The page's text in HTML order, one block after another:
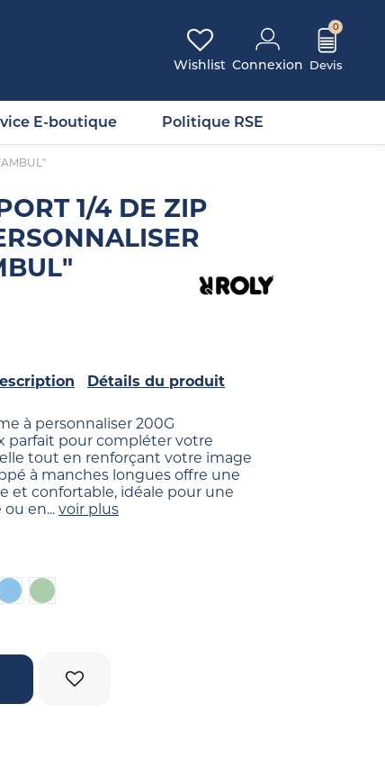
Connexion
Wishlist
0
E-boutique Politique RSE
1/4 DE ZIP
Détails du produit
à personnaliser 200G
parfait pour compléter votre
tout en renforçant votre image
à manches longues offre une
et confortable, idéale pour une
en... voir plus
foncé
Bleu grisVert pastel